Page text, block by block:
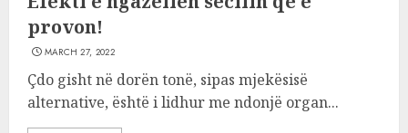
provon!
MARCH 27, 2022
Çdo gisht në dorën tonë, sipas mjekësisë
alternative, është i lidhur me ndonjë organ...